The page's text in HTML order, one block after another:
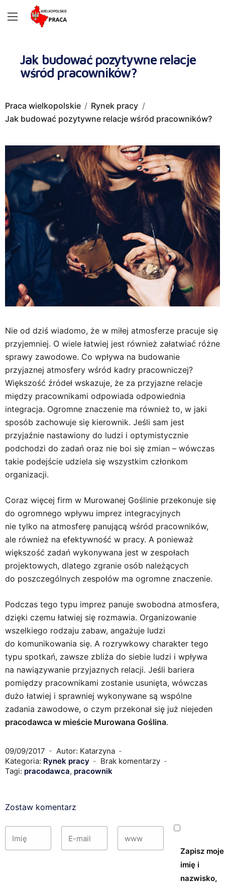
Jak budować pozytywne relacje
wśród pracowników?
Praca wielkopolskie
Rynek pracy
Jak budować pozytywne relacje wśród pracowników?
Nie od dziś wiadomo, że w miłej atmosferze pracuje się
przyjemniej. O wiele łatwiej jest również załatwiać różne
sprawy zawodowe. Co wpływa na budowanie
przyjaznej atmosfery wśród kadry pracowniczej?
Większość źródeł wskazuje, że za przyjazne relacje
między pracownikami odpowiada odpowiednia
integracja. Ogromne znaczenie ma również to, w jaki
sposób zachowuje się kierownik. Jeśli sam jest
przyjaźnie nastawiony do ludzi i optymistycznie
podchodzi do zadań oraz nie boi się zmian – wówczas
takie podejście udziela się wszystkim członkom
organizacji.
Coraz więcej firm w Murowanej Goślinie przekonuje się
do ogromnego wpływu imprez integracyjnych
nie tylko na atmosferę panującą wśród pracowników,
ale również na efektywność w pracy. A ponieważ
większość zadań wykonywana jest w zespołach
projektowych, dlatego zgranie osób należących
do poszczególnych zespołów ma ogromne znaczenie.
Podczas tego typu imprez panuje swobodna atmosfera,
dzięki czemu łatwiej się rozmawia. Organizowanie
wszelkiego rodzaju zabaw, angażuje ludzi
do komunikowania się. A rozrywkowy charakter tego
typu spotkań, zawsze zbliża do siebie ludzi i wpływa
na nawiązywanie przyjaznych relacji. Jeśli bariera
pomiędzy pracownikami zostanie usunięta, wówczas
dużo łatwiej i sprawniej wykonywane są wspólne
zadania zawodowe, o czym przekonał się już niejeden
pracodawca w mieście Murowana Goślina.
09/09/2017
Autor: Katarzyna
Kategoria: Rynek pracy
Brak komentarzy
Tagi: pracodawca, pracownik
Zostaw komentarz
Zapisz moje
imię i
nazwisko,